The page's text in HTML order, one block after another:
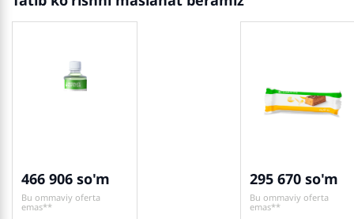
466 906
Bu ommaviy oferta
emas**
295 670
Bu ommaviy oferta
emas**